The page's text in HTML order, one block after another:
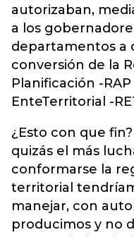
autorizaban,
a los
departamentos a
conversión de la
Planificación -
EnteTerritorial -
¿Esto con que
quizás el más
conformarse la
territorial
manejar, con
producimos y no